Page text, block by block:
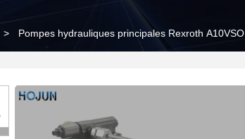
> Pompes hydrauliques principales Rexroth A10VSO